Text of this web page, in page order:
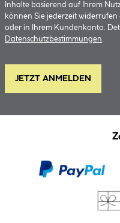
Inhalte basierend auf Ihrem
können Sie jederzeit
oder in Ihrem Kundenkonto.
Datenschutzbestimmungen.
JETZT ANMELDEN